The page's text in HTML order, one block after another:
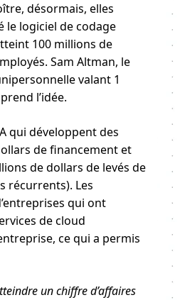
désormais, elles
le logiciel de codage
100 millions de
Sam Altman, le
valant 1
l’idée.
qui développent des
de financement et
de dollars de levés de
récurrents). Les
qui ont
de cloud
ce qui a permis
un chiffre d’affaires